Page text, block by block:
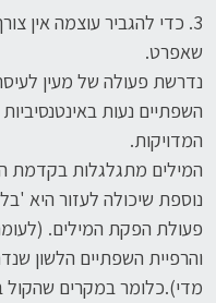
3. כדי להגביר עוצמה אין
שאפרט.
נדרשת פעולה של מעין
השפתיים נעות
המדויקות.
המילים מתגלגלות בקדמת
נוספת שיכולה לעזור היא
פעולת הפקת המילים.
והרפיית השפתיים הלשון
מדי).כלומר במקרים שהקול